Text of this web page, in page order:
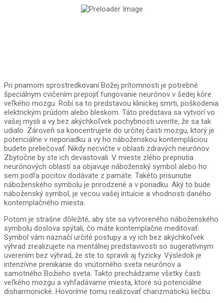
Pri priamom sprostredkovaní Božej prítomnosti je potrebné
špeciálnym cvičením prepojiť fungovanie neurónov v šedej kôre
veľkého mozgu. Robí sa to predstavou klinickej smrti, poškodenia
elektrickým prúdom alebo bleskom. Táto predstava sa vytvorí vo
vašej mysli a vy bez akýchkoľvek pochybnosti uveríte, že sa tak
udialo. Zároveň sa koncentrujete do určitej časti mozgu, ktorý je
potenciálne v neporiadku a vy ho náboženskou kontempláciou
budete preliečovať. Nikdy necvičte v oblasti zdravých neurónov.
Zbytočne by ste ich devastovali. V mieste zlého prepnutia
neurónových oblastí sa objavuje náboženský symbol alebo ho
sem podľa pocitov dodávate z pamäte. Takéto prisunutie
náboženského symbolu je prirodzené a v poriadku. Aký to bude
náboženský symbol, je vecou vašej intuície a vhodnosti daného
kontemplačného miesta.
Potom je strašne dôležité, aby ste sa vytvoreného náboženského
symbolu doslova spýtali, čo máte kontemplačne meditovať.
Symbol vám naznačí určité postupy a vy ich bez akýchkoľvek
výhrad zrealizujete na mentálnej predstavivosti so sugeratívnym
uverením bez výhrad, že ste to spravili aj fyzicky. Výsledok je
intenzívne prenikanie do vnútorného sveta neurónov a
samotného Božieho sveta. Takto prechádzame všetky časti
veľkého mozgu a vyhľadávame miesta, ktoré sú potenciálne
disharmonické. Hovoríme tomu realizovať charizmatickú liečbu.